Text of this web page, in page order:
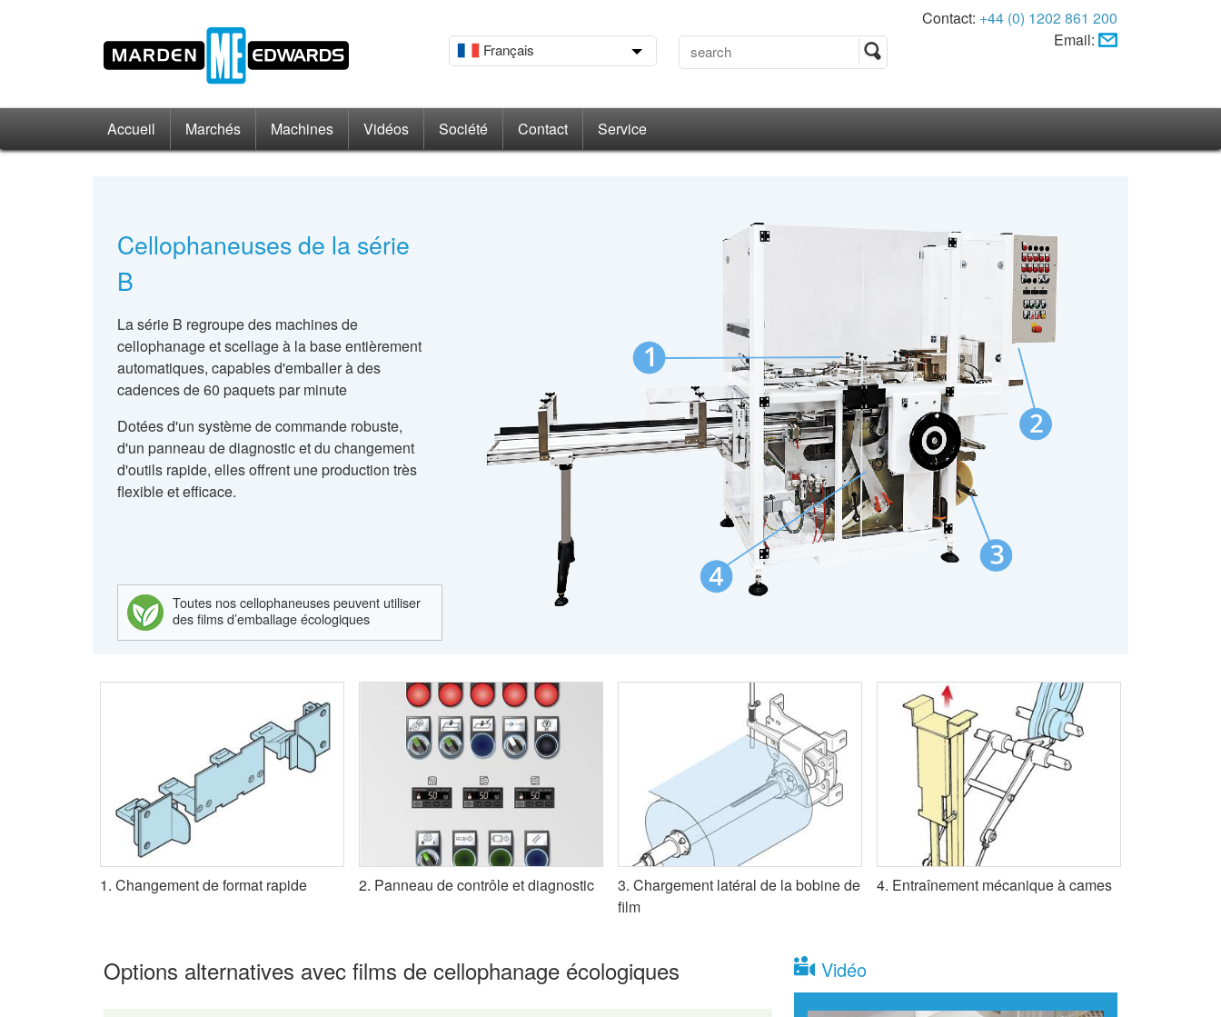
Français
Contact: +44 (0) 1202 861 200
Email:
Accueil Marchés Machines Vidéos Société Contact Service
Cellophaneuses de la série
B
La série B regroupe des machines de
cellophanage et scellage à la base entièrement
automatiques, capables d'emballer à des
cadences de 60 paquets par minute
Dotées d'un système de commande robuste,
d'un panneau de diagnostic et du changement
d'outils rapide, elles offrent une production très
flexible et efficace.
Toutes nos cellophaneuses peuvent utiliser
des films d’emballage écologiques
1. Changement de format rapide 2. Panneau de contrôle et diagnostic
3. Chargement latéral de la bobine de
film
4. Entraînement mécanique à cames
Options alternatives avec films de cellophanage écologiques Vidéo